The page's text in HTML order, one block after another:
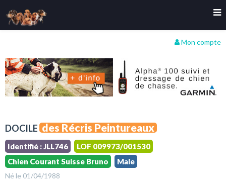
Mon compte
DOCILE des Récris Peintureaux
Identifié : JLL746
LOF 009973/001530
Chien Courant Suisse Bruno
Male
Né le 01/04/1988